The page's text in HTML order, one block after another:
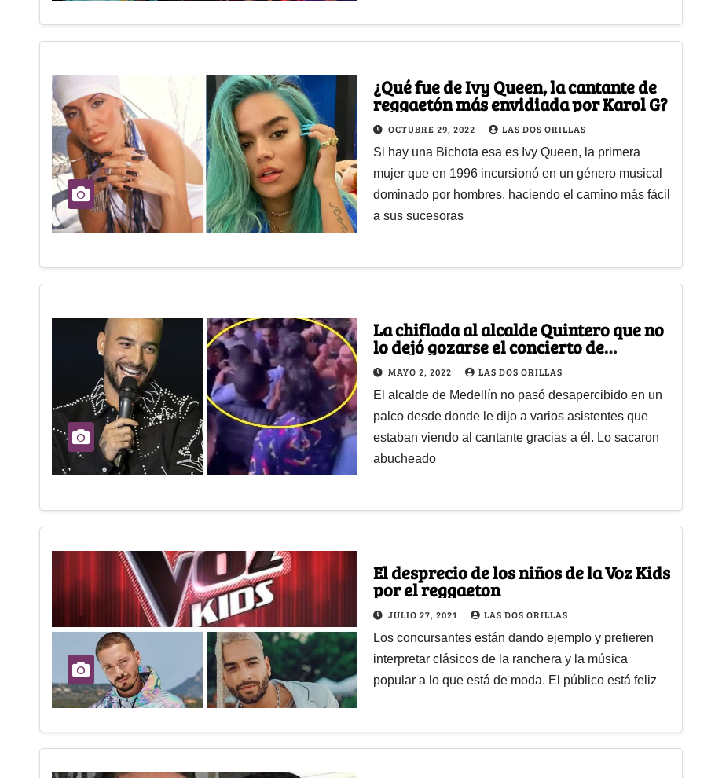
¿Qué fue de Ivy Queen, la cantante de
reggaetón más envidiada por Karol G?
OCTUBRE 29, 2022 LAS DOS ORILLAS
Si hay una Bichota esa es Ivy Queen, la primera
mujer que en 1996 incursionó en un género musical
dominado por hombres, haciendo el camino más fácil
a sus sucesoras
La chiflada al alcalde Quintero que no
lo dejó gozarse el concierto de
Maluma
MAYO 2, 2022 LAS DOS ORILLAS
El alcalde de Medellín no pasó desapercibido en un
palco desde donde le dijo a varios asistentes que
estaban viendo al cantante gracias a él. Lo sacaron
abucheado
El desprecio de los niños de la Voz Kids
por el reggaeton
JULIO 27, 2021 LAS DOS ORILLAS
Los concursantes están dando ejemplo y prefieren
interpretar clásicos de la ranchera y la música
popular a lo que está de moda. El público está feliz